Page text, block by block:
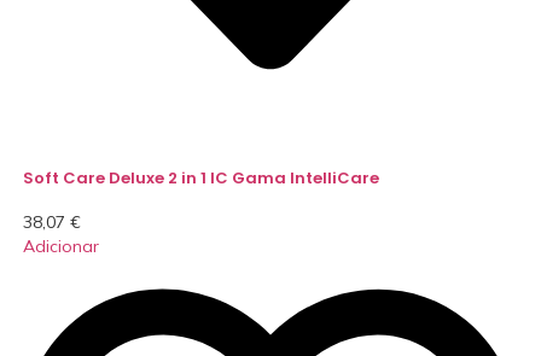
Soft Care Deluxe 2 in 1 IC Gama IntelliCare
38,07 €
Adicionar